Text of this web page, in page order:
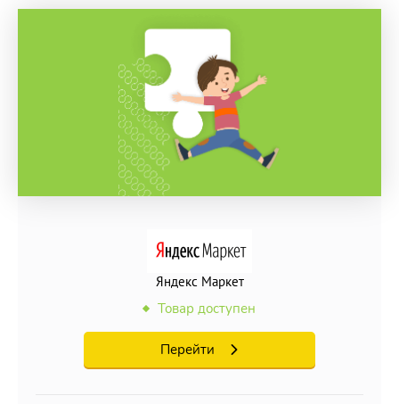
дополнительный реквизит:
отрезок веревки и др.
Фокусы с монетой;
Фокусы со стаканчиками и шариками;
Интеллектуальные фокусы;
Фокусы с веревками;
Яндекс Маркет
Товар доступен
Перейти